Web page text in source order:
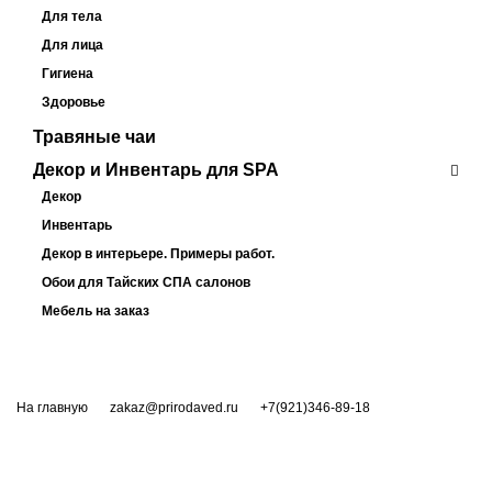
Для тела
Для лица
Гигиена
Здоровье
Травяные чаи
Декор и Инвентарь для SPA
Декор
Инвентарь
Декор в интерьере. Примеры работ.
Обои для Тайских СПА салонов
Мебель на заказ
На главную zakaz@prirodaved.ru +7(921)346-89-18